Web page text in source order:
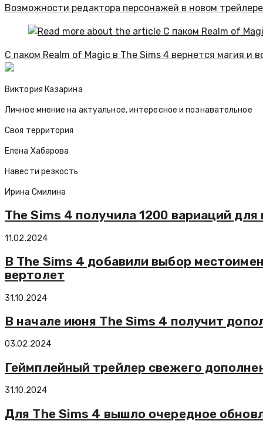
Возможности редактора персонажей в новом
С паком Realm of Magic в The Sims 4 вернется магия и
Виктория Казарина
Личное мнение на актуальное, интересное и познавательное
Своя территория
Елена Хабарова
Навести резкость
Ирина Смилина
The Sims 4 получила 1200 вариаций
11.02.2024
В The Sims 4 добавили выбор
вертолет
31.10.2024
В начале июня The Sims 4 получит
03.02.2024
Геймплейный трейлер свежего
31.10.2024
Для The Sims 4 вышло очередное